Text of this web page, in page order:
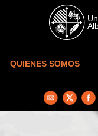
Skip to main content
QUIENES SOMOS